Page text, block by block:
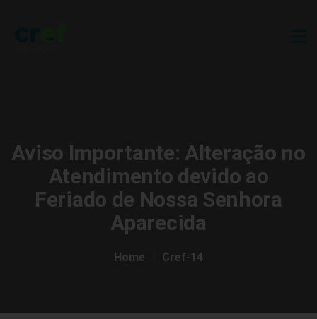
Aviso Importante: Alteração no
Atendimento devido ao
Feriado de Nossa Senhora
Aparecida
Home Cref-14